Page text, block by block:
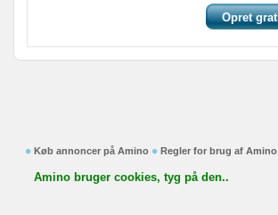
Køb annoncer på Amino Regler for brug af Amino
Amino bruger cookies, tyg på den..